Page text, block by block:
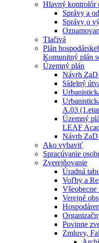
Hlavný kontrolór
Správy a
Správy o
Tlačivá
Plán
Komunitný plán
Územný plán
Návrh ZaD
Sídelný
A.03
Územný
LEAF
Návrh ZaD
Ako vybaviť
Spracúvanie
Zverejňovanie
Úradná
Voľby a
Všeobecne
Verejné
Povinne
Zmluvy,